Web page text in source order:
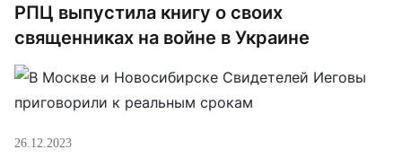
РПЦ выпустила книгу о своих
священниках на войне в Украине
26.12.2023